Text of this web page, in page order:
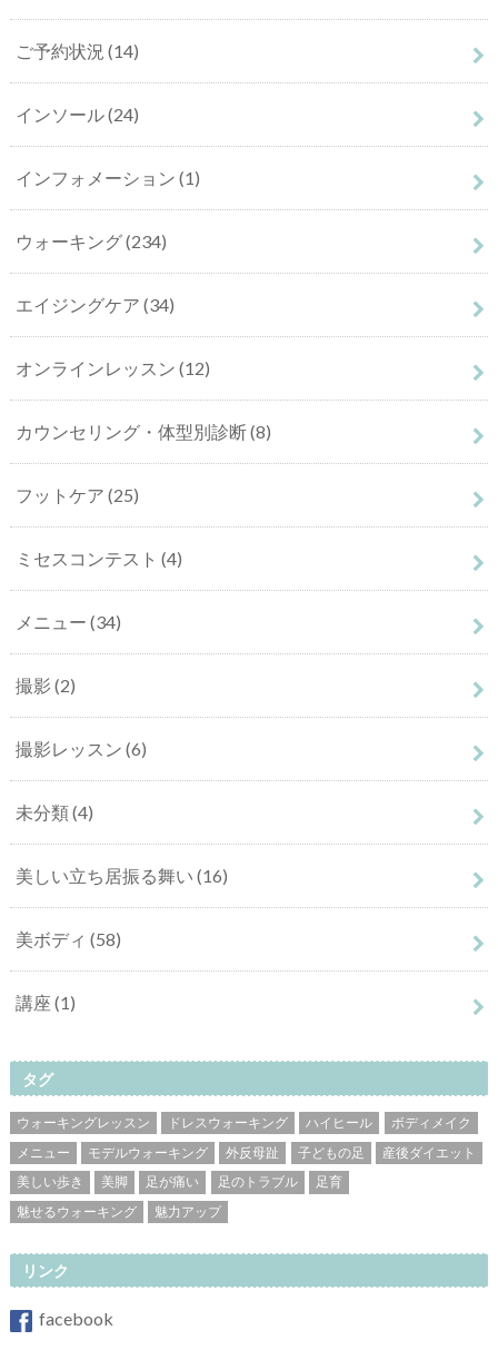
ご予約状況 (14)
インソール(24)
インフォメーション (1)
ウォーキング(234)
エイジングケア (34)
オンラインレッスン (12)
カウンセリング・体型別診断(8)
フットケア (25)
ミセスコンテスト (4)
メニュー (34)
撮影 (2)
撮影レッスン (6)
未分類(4)
美しい立ち居振る舞い (16)
美ボディ (58)
講座 (1)
タグ
ウォーキングレッスン ドレスウォーキング ハイヒール
ボディメイク
メニュー
モデルウォーキング 外反母趾 子どもの足
産後ダイエット
美しい歩き
美脚 足が痛い 足のトラブル
足育
魅せるウォーキング
魅力アップ
リンク
facebook